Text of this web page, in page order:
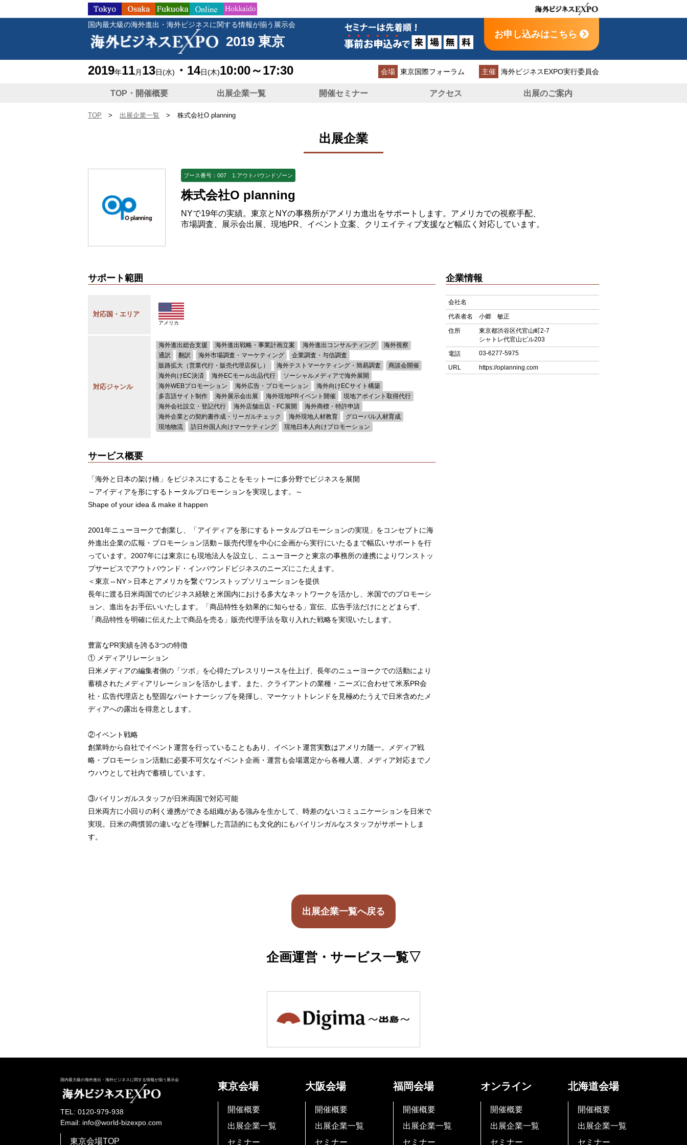
国内最大級の海外進出・海外ビジネスに関する情報が揃う展示会
2019 東京 お申し込みはこちら
2019年11月 13日(水) ・14日(木)10:00～17:30 会場 東京国際フォーラム 主催 海外ビジネスEXPO実行委員会
TOP・開催概要 出展企業一覧 開催セミナー アクセス 出展のご案内
TOP > 出展企業一覧 > 株式会社O planning
出展企業
ブース番号：007 1.アウトバウンドゾーン
株式会社O planning
NYで19年の実績。東京とNYの事務所がアメリカ進出をサポートします。アメリカでの視察手配、
市場調査、展示会出展、現地PR、イベント立案、クリエイティブ支援など幅広く対応しています。
サポート範囲
対応国・エリア
アメリカ
対応ジャンル
海外進出総合支援 海外進出戦略・事業計画立案 海外進出コンサルティング
海外視察
通訳
翻訳 海外市場調査・マーケティング
企業調査・与信調査
販路拡大（営業代行・販売代理店探し）
海外テストマーケティング・簡易調査
商談会開催
海外向けEC決済
海外ECモール出品代行
ソーシャルメディアで海外展開
海外WEBプロモーション
海外広告・プロモーション
海外向けECサイト構築
多言語サイト制作
海外展示会出展 海外現地PRイベント開催
現地アポイント取得代行
海外会社設立・登記代行
海外店舗出店・FC展開
海外商標・特許申請
海外企業との契約書作成・リーガルチェック
海外現地人材教育
グローバル人材育成
現地物流
訪日外国人向けマーケティング 現地日本人向けプロモーション
サービス概要
「海外と日本の架け橋」をビジネスにすることをモットーに多分野でビジネスを展開
～アイディアを形にするトータルプロモーションを実現します。～
Shape of your idea & make it happen
2001年ニューヨークで創業し、「アイディアを形にするトータルプロモーションの実現」をコンセプトに海
外進出企業の広報・プロモーション活動～販売代理を中心に企画から実行にいたるまで幅広いサポートを行
っています。2007年には東京にも現地法人を設立し、ニューヨークと東京の事務所の連携によりワンストッ
プサービスでアウトバウンド・インバウンドビジネスのニーズにこたえます。
＜東京⇔NY＞日本とアメリカを繋ぐワンストップソリューションを提供
長年に渡る日米両国でのビジネス経験と米国内における多大なネットワークを活かし、米国でのプロモーシ
ョン、進出をお手伝いいたします。「商品特性を効果的に知らせる」宣伝、広告手法だけにとどまらず、
「商品特性を明確に伝えた上で商品を売る」販売代理手法を取り入れた戦略を実現いたします。
豊富なPR実績を誇る3つの特徴
① メディアリレーション
日米メディアの編集者側の「ツボ」を心得たプレスリリースを仕上げ、長年のニューヨークでの活動により
蓄積されたメディアリレーションを活かします。また、クライアントの業種・ニーズに合わせて米系PR会
社・広告代理店とも堅固なパートナーシップを発揮し、マーケットトレンドを見極めたうえで日米含めたメ
ディアへの露出を得意とします。
②イベント戦略
創業時から自社でイベント運営を行っていることもあり、イベント運営実数はアメリカ随一。メディア戦
略・プロモーション活動に必要不可欠なイベント企画・運営も会場選定から各種人選、メディア対応までノ
ウハウとして社内で蓄積しています。
③バイリンガルスタッフが日米両国で対応可能
日米両方に小回りの利く連携ができる組織がある強みを生かして、時差のないコミュニケーションを日米で
実現。日米の商慣習の違いなどを理解した言語的にも文化的にもバイリンガルなスタッフがサポートしま
す。
企業情報
会社名
代表者名
小郷 敏正
住所
東京都渋谷区代官山町2-7
シャトレ代官山ビル203
電話
03-6277-5975
URL
https://oplanning.com
出展企業一覧へ戻る
企画運営・サービス一覧▽
国内最大級の海外進出・海外ビジネスに関する情報が揃う展示会
TEL: 0120-979-938
Email: info@world-bizexpo.com
東京会場TOP
東京会場
開催概要
出展企業一覧
セミナー
大阪会場
開催概要
出展企業一覧
セミナー
福岡会場
開催概要
出展企業一覧
セミナー
オンライン
開催概要
出展企業一覧
セミナー
北海道会場
開催概要
出展企業一覧
セミナー